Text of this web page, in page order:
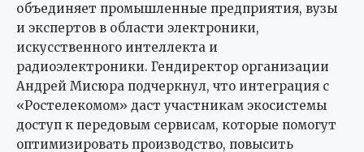
объединяет промышленные предприятия, вузы
и экспертов в области электроники,
искусственного интеллекта и
радиоэлектроники. Гендиректор организации
Андрей Мисюра подчеркнул, что интеграция с
«Ростелекомом» даст участникам экосистемы
доступ к передовым сервисам, которые помогут
оптимизировать производство, повысить